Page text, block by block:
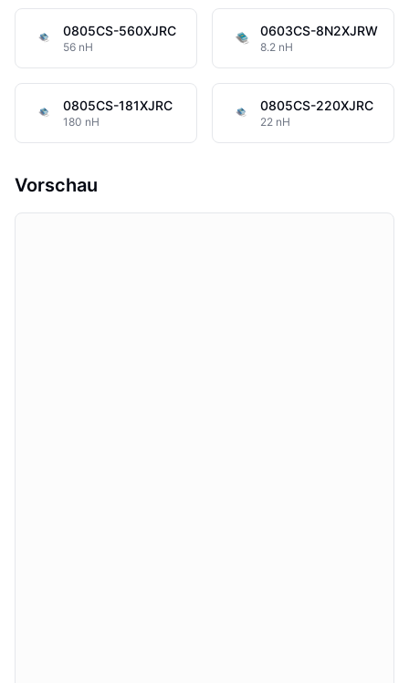
0805CS-560XJRC
56 nH
0603CS-8N2XJRW
8.2 nH
0805CS-181XJRC
180 nH
0805CS-220XJRC
22 nH
Vorschau